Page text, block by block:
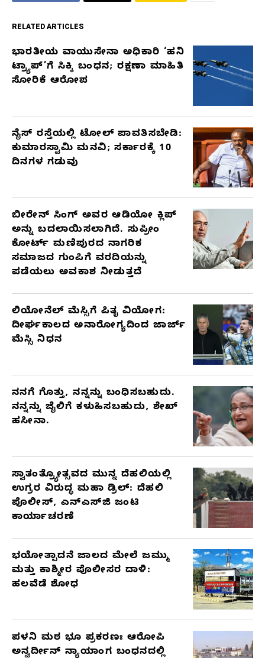
RELATED ARTICLES
RELATED
ARTICLES
ಭಾರತೀಯ ವಾಯುಸೇನಾ ಅಧಿಕಾರಿ ‘ಹನಿ
ಟ್ರ್ಯಾಪ್’ಗೆ ಸಿಕ್ಕಿ ಬಂಧನ; ರಕ್ಷಣಾ ಮಾಹಿತಿ
ಸೋರಿಕೆ ಆರೋಪ
ನೈಸ್ ರಸ್ತೆಯಲ್ಲಿ ಟೋಲ್ ಪಾವತಿಸಬೇಡಿ:
ಕುಮಾರಸ್ವಾಮಿ ಮನವಿ; ಸರ್ಕಾರಕ್ಕೆ 10
ದಿನಗಳ ಗಡುವು
ಬೀರೇನ್ ಸಿಂಗ್ ಅವರ ಆಡಿಯೋ ಕ್ಲಿಪ್
ಅನ್ನು ಬದಲಾಯಿಸಲಾಗಿದೆ. ಸುಪ್ರೀಂ
ಕೋರ್ಟ್ ಮಣಿಪುರದ ನಾಗರಿಕ
ಸಮಾಜದ ಗುಂಪಿಗೆ ವರದಿಯನ್ನು
ಪಡೆಯಲು ಅವಕಾಶ ನೀಡುತ್ತದೆ
ಲಿಯೋನೆಲ್ ಮೆಸ್ಸಿಗೆ ಪಿತೃ ವಿಯೋಗ:
ದೀರ್ಘಕಾಲದ ಅನಾರೋಗ್ಯದಿಂದ ಜಾರ್ಜ್
ಮೆಸ್ಸಿ ನಿಧನ
ನನಗೆ ಗೊತ್ತು, ನನ್ನನ್ನು ಬಂಧಿಸಬಹುದು.
ನನ್ನನ್ನು ಜೈಲಿಗೆ ಕಳುಹಿಸಬಹುದು, ಶೇಖ್
ಹಸೀನಾ.
ಸ್ವಾತಂತ್ರ್ಯೋತ್ಸವದ ಮುನ್ನ ದೆಹಲಿಯಲ್ಲಿ
ಉಗ್ರರ ವಿರುದ್ಧ ಮಹಾ ಡ್ರಿಲ್: ದೆಹಲಿ
ಪೊಲೀಸ್, ಎನ್‌ಎಸ್‌ಜಿ ಜಂಟಿ
ಕಾರ್ಯಾಚರಣೆ
ಭಯೋತ್ಪಾದನೆ ಜಾಲದ ಮೇಲೆ ಜಮ್ಮು
ಮತ್ತು ಕಾಶ್ಮೀರ ಪೊಲೀಸರ ದಾಳಿ:
ಹಲವೆಡೆ ಶೋಧ
ಪಳನಿ ಮಠ ಭೂ ಪ್ರಕರಣಃ ಆರೋಪಿ
ಅನ್ವರ್ದೀನ್ ನ್ಯಾಯಾಂಗ ಬಂಧನದಲ್ಲಿ